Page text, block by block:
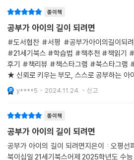
눈에 파악할 수 있게 정리하여 실용성을 높였
“깎아내린 ‘완벽한’ 아이가 아니라,
쌓아 올린 ‘특별한’ 아이로 키워라!”
현실로 다가온 AI 시대에는 잘 키운 차별성이
한 무기가 되어줄 것이다. 실제로 저자의 자
기를 겪었고, 이 책에서 다룬 노하우와 실천
과정을 통해 마침내 진로를 찾고 성장시킨 경
보다도 중요한 것이 아이를 기다려주고 믿어
여타의 공부 습관, 공부 정서보다 아이를 향한
육의 최우선 순위임을 역설하는 이유다.
종이책
공부가 아이의 길이 되려면
#도서협찬 #서평 #공부가아이의길이되
#21세기북스 #학습법 #책추천 #책읽기
후기 #책리뷰 #책스타그램 #북스타그램
★ 신뢰로 키우는 부모, 스스로 공부하는 아
서보다 공부 신뢰가 먼저다!★ 상처주지 않
부의 길로 이끄는 자녀교육 특훈자녀의 공부
부를
y****5 2024.11.24. 신고
종이책
공부가 아이의 길이 되려면
공부가 아이의 길이 되려면지은이 : 오평선
북이십일 21세기북스어제 2025학년도 수